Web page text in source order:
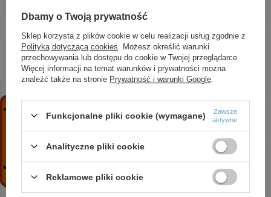
11 688,94 zł / szt.
HG RainDrain Flex Element zewnętrzny odpływu
liniowego 1000 z możliwością przycięcia, montaż
odsunięty od ściany, Stal Szlachetna
Szczotkowana
272,08 zł
szt.
HG Vivenis Jednouchwytowa bateria
umywalkowa z wylewką 19,2 cm, ścienna,
podtynkowa, Czarny Chrom Szczotkowany
1 672,06 zł / szt.
Dbamy o Twoją prywatność
Sklep korzysta z plików cookie w celu realizacji usług zgodnie z
Polityką dotyczącą cookies . Możesz określić warunki
przechowywania lub dostępu do cookie w Twojej przeglądarce.
Więcej informacji na temat warunków i prywatności można
znaleźć także na stronie Prywatność i warunki Google
Funkcjonalne pliki cookie (wymagane)
Zawsze
aktywne
Analityczne pliki cookie
Reklamowe pliki cookie